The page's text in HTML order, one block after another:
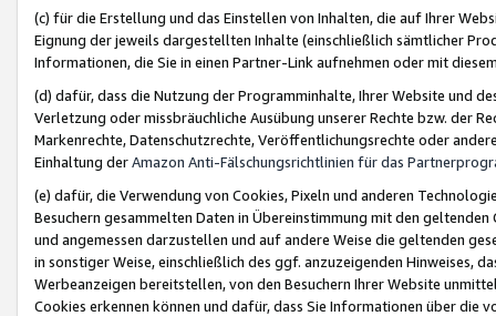
(c) für die Erstellung und das Einstellen von Inhalten, die auf Ihrer
Eignung der jeweils dargestellten Inhalte (einschließlich sämtlicher
Informationen, die Sie in einen Partner-Link aufnehmen oder mit
(d) dafür, dass die Nutzung der Programminhalte, Ihrer Website und
Verletzung oder missbräuchliche Ausübung unserer Rechte bzw. der
Markenrechte, Datenschutzrechte, Veröffentlichungsrechte oder
Einhaltung derAmazon Anti-Fälschungsrichtlinien für das
(e) dafür, die Verwendung von Cookies, Pixeln und anderen
Besuchern gesammelten Daten in Übereinstimmung mit den
und angemessen darzustellen und auf andere Weise die geltenden
in sonstiger Weise, einschließlich des ggf. anzuzeigenden Hinweises,
Werbeanzeigen bereitstellen, von den Besuchern Ihrer Website
Cookies erkennen können und dafür, dass Sie Informationen über die